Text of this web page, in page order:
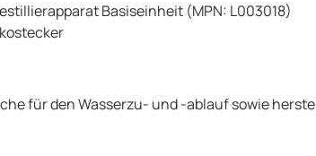
Basiseinheit (MPN: L003018)
für den Wasserzu- und -ablauf sowie